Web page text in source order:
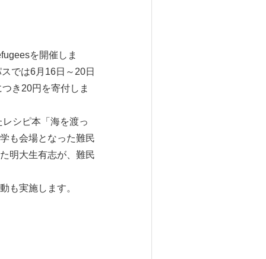
を開催しま
では6月16日～20日
き20円を寄付しま
シピ本「海を渡っ
も会場となった難民
明大生有志が、難民
も実施します。